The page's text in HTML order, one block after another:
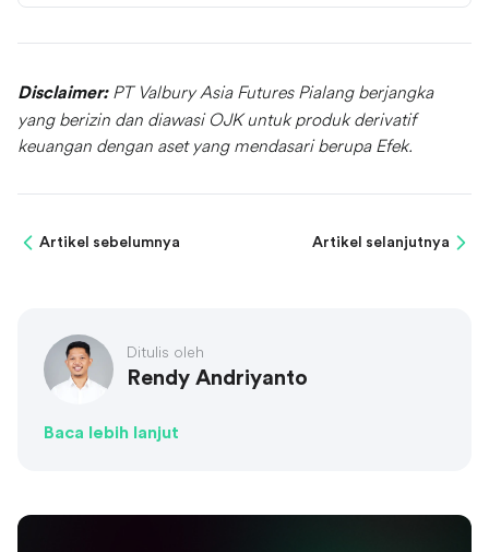
Disclaimer: PT Valbury Asia Futures Pialang berjangka
yang berizin dan diawasi OJK untuk produk derivatif
keuangan dengan aset yang mendasari berupa Efek.
Artikel sebelumnya Artikel selanjutnya
Ditulis oleh
Rendy Andriyanto
Baca lebih lanjut